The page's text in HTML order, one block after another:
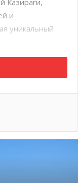
Казираги,
и
уникальный
вручили
отца и
собрать
, основанной